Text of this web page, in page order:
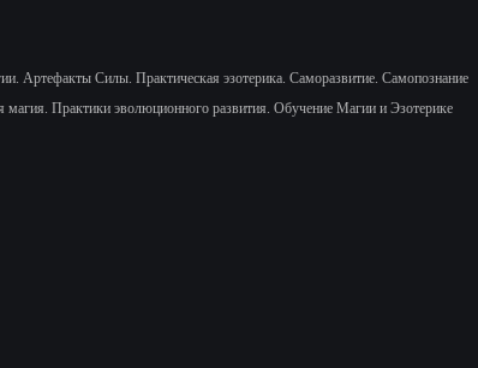
Артефакты Силы. Практическая эзотерика. Саморазвитие. Самопознание
Практики эволюционного развития. Обучение Магии и Эзотерике